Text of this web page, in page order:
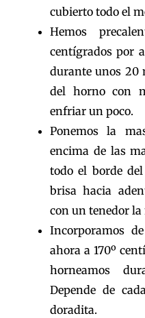
cubierto todo el
Hemos
centígrados por
durante unos 20
del horno con
enfriar un poco.
Ponemos la
encima de las
todo el borde
brisa hacia
con un tenedor la
Incorporamos
ahora a 170º
horneamos
Depende de
doradita.